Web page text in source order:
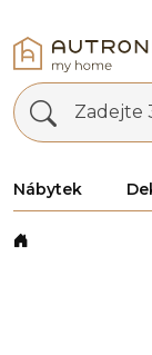
Zadejte
Nábytek